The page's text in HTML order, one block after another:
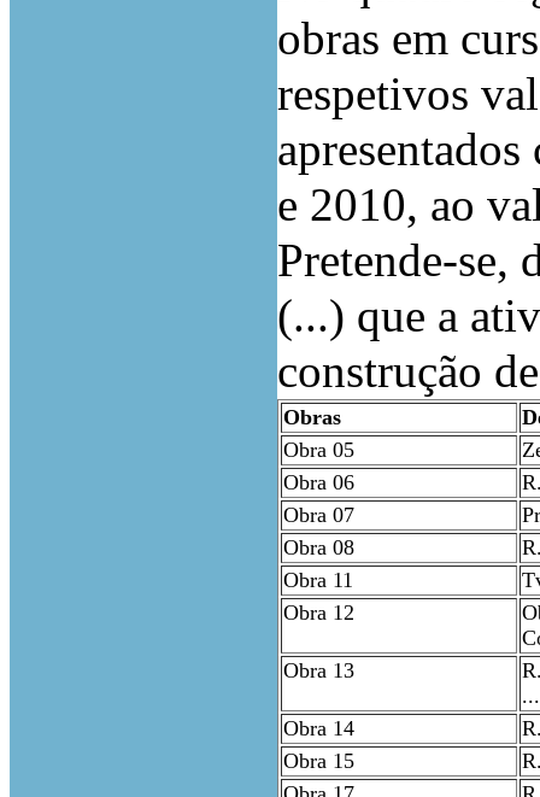
obras em
respetivos
e 2010, ao
Pretende-se,
(...) que a
construção
Obras
Obra 05
Obra 06
Obra 07
Obra 08
Obra 11
Obra 12
Obra 13
Obra 14
Obra 15